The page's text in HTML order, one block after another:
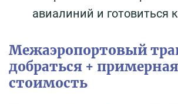
авиалиний и готовиться
Межаэропортовый
добраться + примерная
стоимость